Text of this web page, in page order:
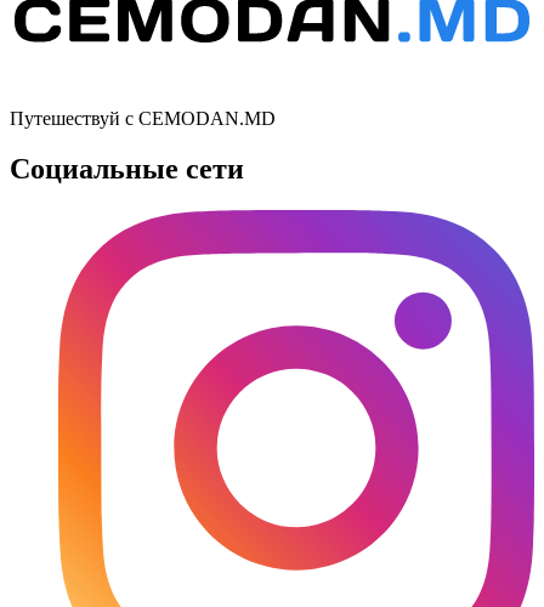
Путешествуй с CEMODAN.MD
Социальные сети